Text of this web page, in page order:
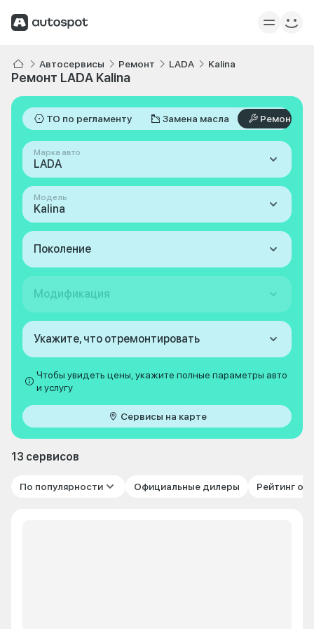
Автосервисы Ремонт LADA Kalina
Ремонт LADA Kalina
ТО по регламенту Замена масла Ремонт
Марка авто
LADA
Модель
Kalina
Поколение
Модификация
Укажите, что отремонтировать
Чтобы увидеть цены, укажите полные параметры авто
и услугу
Сервисы на карте
13 сервисов
По популярности Официальные дилеры Рейтинг